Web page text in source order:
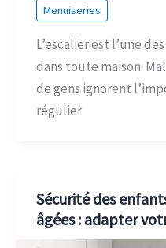
Menuiseries
L’escalier est l’une
dans toute maison.
de gens ignorent
régulier
Sécurité des
âgées : adapter